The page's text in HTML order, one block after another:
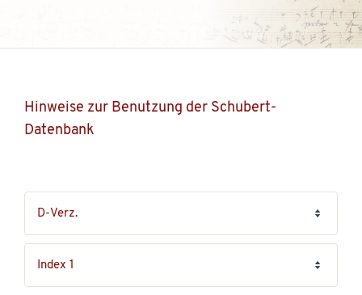
Hinweise zur Benutzung der Schubert-
Datenbank